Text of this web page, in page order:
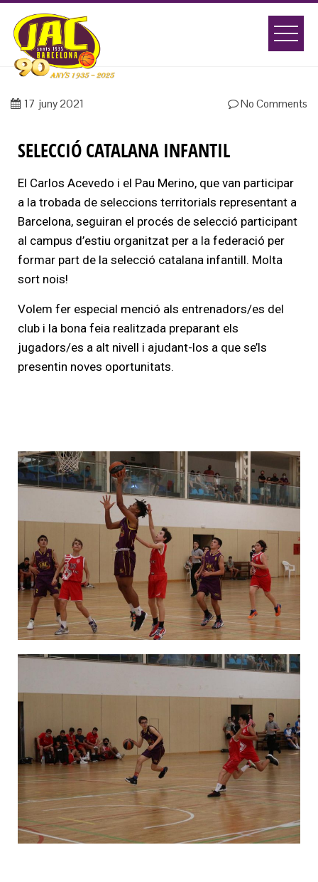
17 juny 2021 No Comments
SELECCIÓ CATALANA INFANTIL
El Carlos Acevedo i el Pau Merino, que van participar
a la trobada de seleccions territorials representant a
Barcelona, seguiran el procés de selecció participant
al campus d’estiu organitzat per a la federació per
formar part de la selecció catalana infantill. Molta
sort nois!
Volem fer especial menció als entrenadors/es del
club i la bona feia realitzada preparant els
jugadors/es a alt nivell i ajudant-los a que se’ls
presentin noves oportunitats.